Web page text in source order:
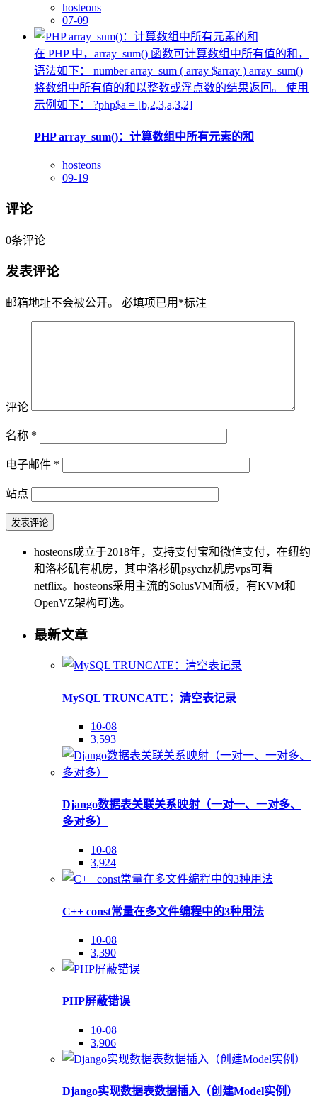
hosteons
07-09
在 PHP 中，array_sum() 函数可计算数组中所有值的和，
语法如下： number array_sum ( array $array ) array_sum()
将数组中所有值的和以整数或浮点数的结果返回。 使用
示例如下： ?php$a = [b,2,3,a,3,2]
PHP array_sum()：计算数组中所有元素的和
hosteons
09-19
评论
0条评论
发表评论
邮箱地址不会被公开。 必填项已用 *标注
评论
名称 *
电子邮件 *
站点
hosteons成立于2018年，支持支付宝和微信支付，在纽约
和洛杉矶有机房，其中洛杉矶psychz机房vps可看
netflix。hosteons采用主流的SolusVM面板，有KVM和
OpenVZ架构可选。
最新文章
MySQL TRUNCATE：清空表记录
10-08
3,593
Django数据表关联关系映射（一对一、一对多、
多对多）
10-08
3,924
C++ const常量在多文件编程中的3种用法
10-08
3,390
PHP屏蔽错误
10-08
3,906
Django实现数据表数据插入（创建Model实例）